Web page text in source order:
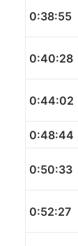
0:38:55
0:40:28
0:44:02
0:48:44
0:50:33
0:52:27